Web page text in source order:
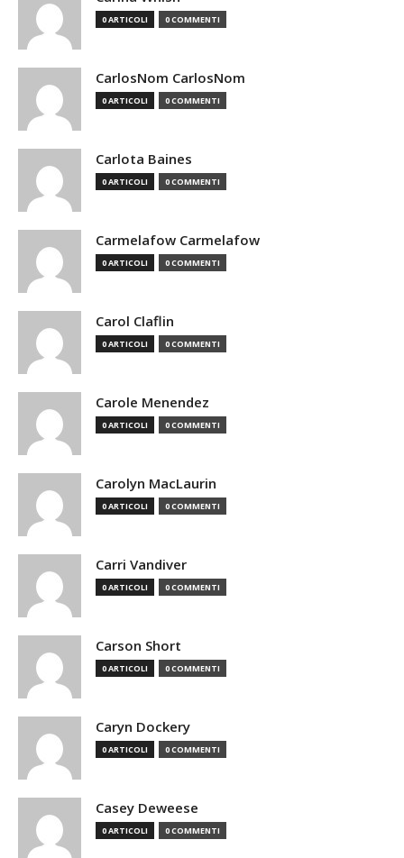
0 ARTICOLI 0 COMMENTI
CarlosNom CarlosNom
0 ARTICOLI 0 COMMENTI
Carlota Baines
0 ARTICOLI 0 COMMENTI
Carmelafow Carmelafow
0 ARTICOLI 0 COMMENTI
Carol Claflin
0 ARTICOLI 0 COMMENTI
Carole Menendez
0 ARTICOLI 0 COMMENTI
Carolyn MacLaurin
0 ARTICOLI 0 COMMENTI
Carri Vandiver
0 ARTICOLI 0 COMMENTI
Carson Short
0 ARTICOLI 0 COMMENTI
Caryn Dockery
0 ARTICOLI 0 COMMENTI
Casey Deweese
0 ARTICOLI 0 COMMENTI